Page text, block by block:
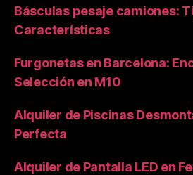
Básculas pesaje camiones:
Características
Furgonetas en Barcelona:
Selección en M10
Alquiler de Piscinas
Perfecta
Alquiler de Pantalla LED en